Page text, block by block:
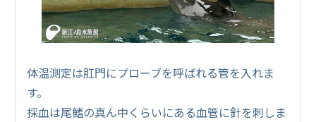
体温測定は肛門にプローブを呼ばれる管を入れま
す。
採血は尾鰭の真ん中くらいにある血管に針を刺しま